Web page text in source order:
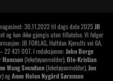
30.11.2022 til dags dato 2025JB
og kan ikke gjengis uten tillatelse. Vi følger
JB FORLAG, Halfdan Kjerulfs vei 6A,
22 431 007. I redaksjonen:John Berge
(leketøyanmelder),Ole-Kristian
Wang Svendsen (leketøyanmelder),Jon
ogAnne Helen Nygård Sørensen